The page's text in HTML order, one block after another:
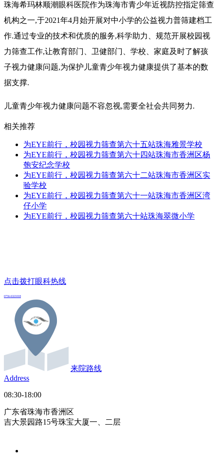
珠海希玛林顺潮眼科医院作为珠海市青少年近视防控指定筛查
机构之一,于2021年4月始开展对中小学的公益视力普筛建档工
作.通过专业的技术和优质的服务,科学助力、规范开展校园视
力筛查工作,让教育部门、卫健部门、学校、家庭及时了解孩
子视力健康问题,为保护儿童青少年视力健康提供了基本的数
据支撑.
儿童青少年视力健康问题不容忽视,需要全社会共同努力.
相关推荐
为EYE前行，校园视力筛查第六十五站珠海雅景学校
为EYE前行，校园视力筛查第六十四站珠海市香洲区杨
匏安纪念学校
为EYE前行，校园视力筛查第六十二站珠海市香洲区实
验学校
为EYE前行，校园视力筛查第六十一站珠海市香洲区湾
仔小学
为EYE前行，校园视力筛查第六十站珠海翠微小学
点击拨打眼科热线
0756-6321018
来院路线
Address
08:30-18:00
广东省珠海市香洲区
吉大景园路15号珠宝大厦一、二层